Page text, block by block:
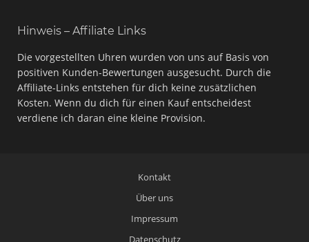
Hinweis – Affiliate Links
Die vorgestellten Uhren wurden von uns auf Basis von
positiven Kunden-Bewertungen ausgesucht. Durch die
Affiliate-Links entstehen für dich keine zusätzlichen
Kosten. Wenn du dich für einen Kauf entscheidest
verdiene ich daran eine kleine Provision.
Kontakt
Über uns
Impressum